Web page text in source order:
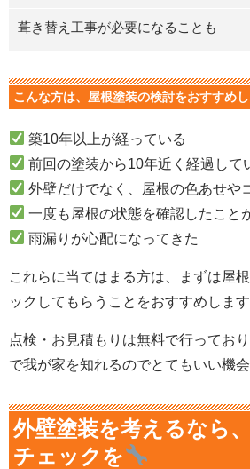
葺き替え工事が必要になることも
こんな方は、屋根塗装の検討をおすすめし
築10年以上が経っている
前回の塗装から10年近く経過して
外壁だけでなく、屋根の色あせや
一度も屋根の状態を確認したこと
雨漏りが心配になってきた
これらに当てはまる方は、まずは屋
ックしてもらうことをおすすめします
点検・お見積もりは無料で行ってお
で我が家を知れるのでとてもいい機会
外壁塗装を考えるなら
チェックを